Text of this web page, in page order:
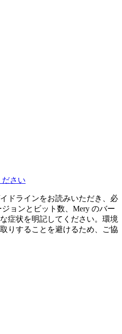
ださい
ドラインをお読みいただき、必
ョンとビット数、Mery のバー
症状を明記してください。環境
りすることを避けるため、ご協